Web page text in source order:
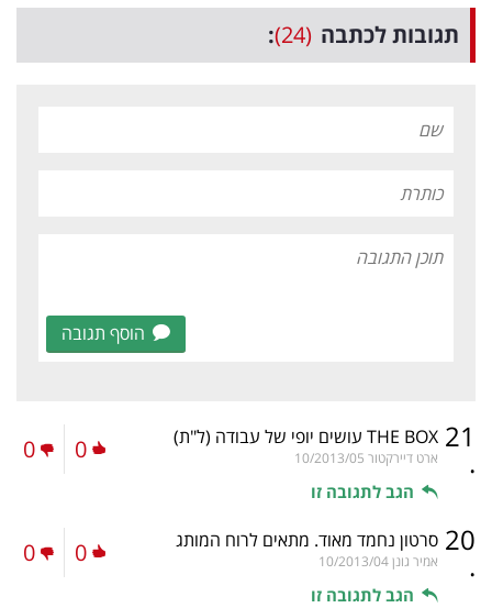
תגובות לכתבה (24)
:
הוסף תגובה
21
.
THE BOX עושים יופי של עבודה (ל"ת)
ארט דיירקטור 10/2013/05
הגב לתגובה זו
0
0
20
.
סרטון נחמד מאוד. מתאים לרוח המותג
אמיר גונן10/2013/04
הגב לתגובה זו
0
0